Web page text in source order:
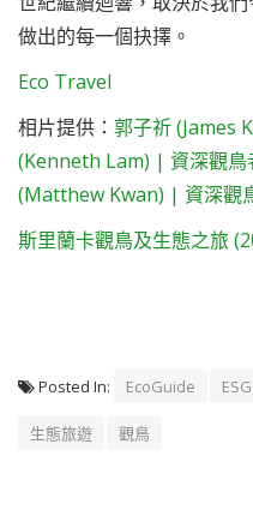
做出的每一個抉擇。
Eco Travel
相片提供： 郭子祈 (James
(Kenneth Lam) | 資深觀鳥
(Matthew Kwan) | 資深觀
斯里蘭卡觀鳥及生態之旅
Posted In: EcoGuide ESG
生態旅遊 觀鳥